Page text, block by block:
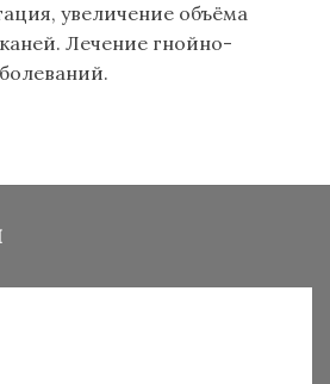
увеличение объёма
Лечение гнойно-